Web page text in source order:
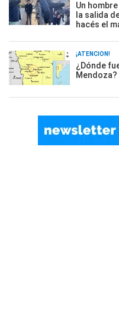
Un
la salida
hacés el
¡ATENCIÓN!
¿Dónde
Mendoza?